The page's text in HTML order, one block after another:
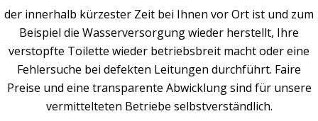
der innerhalb kürzester Zeit bei Ihnen vor Ort ist und zum
Beispiel die Wasserversorgung wieder herstellt, Ihre
verstopfte Toilette wieder betriebsbreit macht oder eine
Fehlersuche bei defekten Leitungen durchführt. Faire
Preise und eine transparente Abwicklung sind für unsere
vermittelteten Betriebe selbstverständlich.